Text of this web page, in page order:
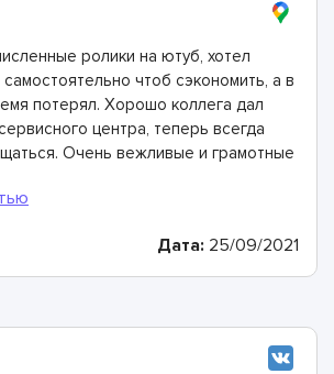
ролики на ютуб, хотел
чтоб сэкономить, а в
потерял. Хорошо коллега дал
центра, теперь всегда
Очень вежливые и грамотные
Дата: 25/09/2021